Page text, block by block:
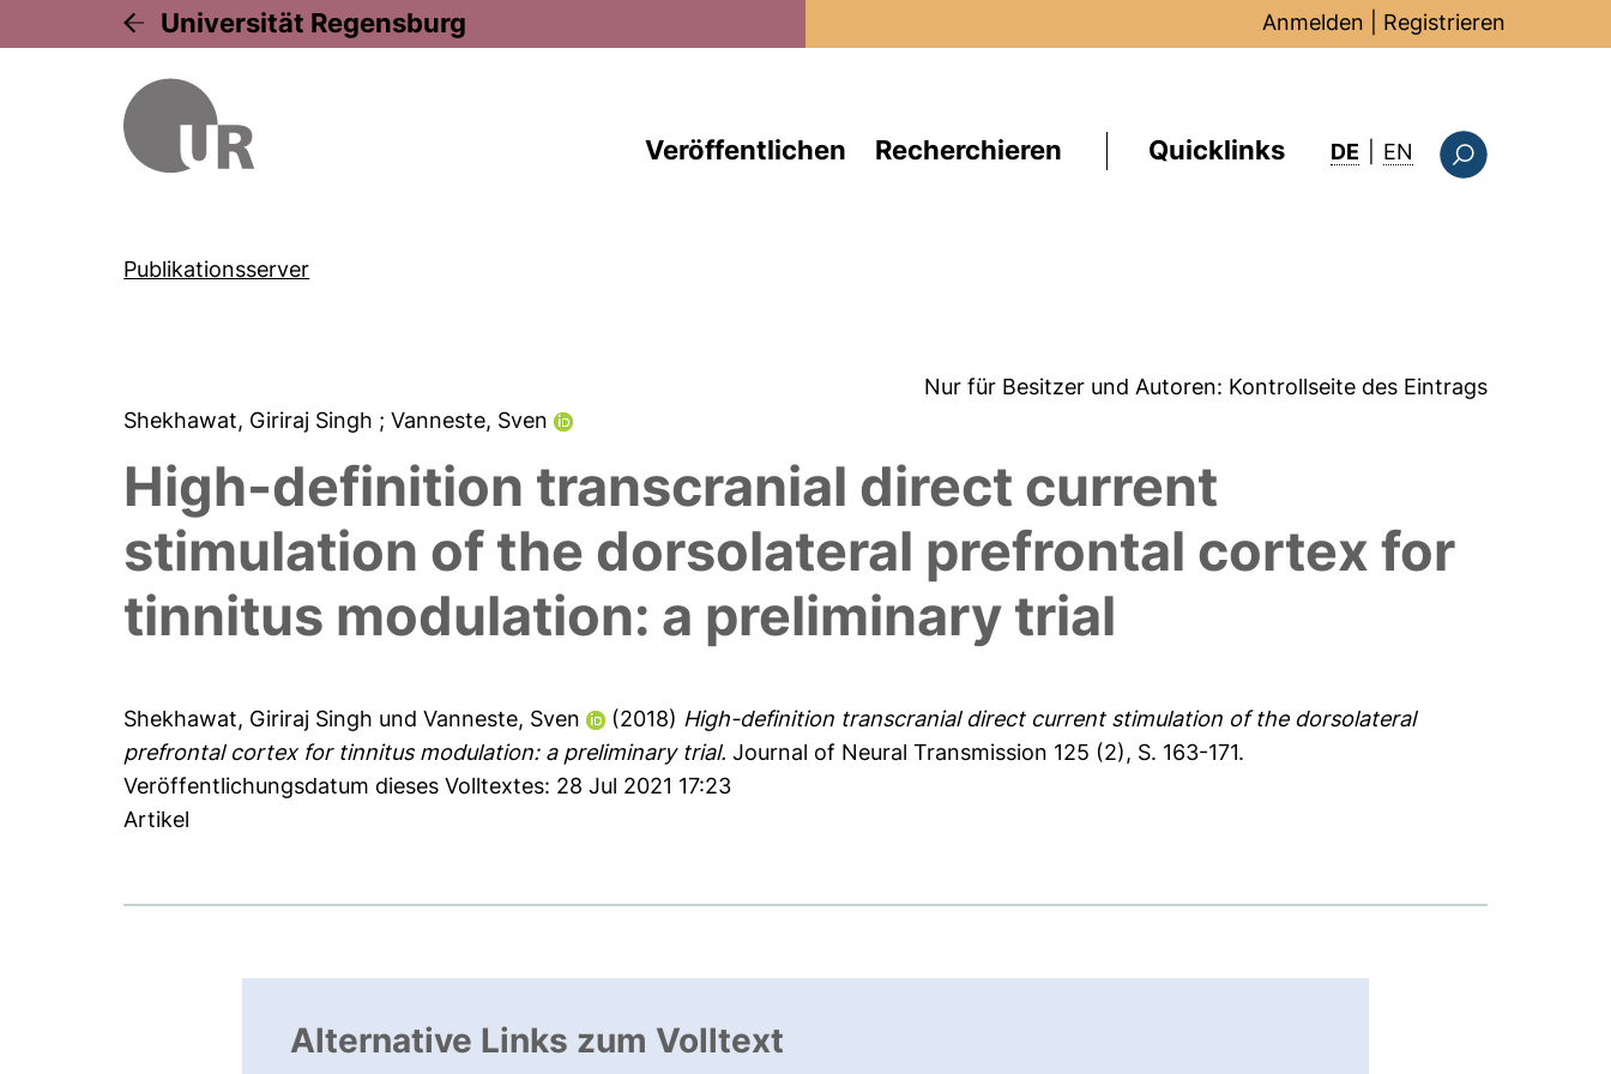
Universität Regensburg Anmelden Registrieren
Veröffentlichen Recherchieren Quicklinks DE EN : this page in
Publikationsserver
Nur für Besitzer und Autoren: Kontrollseite des Eintrags
Shekhawat, Giriraj Singh ; Vanneste, Sven
High-definition transcranial direct current
stimulation of the dorsolateral prefrontal cortex for
tinnitus modulation: a preliminary trial
Shekhawat, Giriraj Singh undVanneste, Sven (2018) High-definition transcranial direct current stimulation of the dorsolateral
prefrontal cortex for tinnitus modulation: a preliminary trial. Journal of Neural Transmission 125 (2), S. 163-171.
Veröffentlichungsdatum dieses Volltextes: 28 Jul 2021 17:23
Artikel
Alternative Links zum Volltext